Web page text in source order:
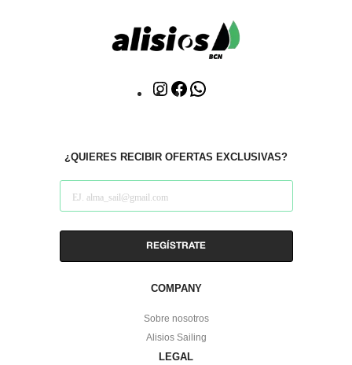
ClickClick
COMPANY
Sobre nosotros
Alisios Sailing
LEGAL
¿QUIERES RECIBIR OFERTAS EXCLUSIVAS?